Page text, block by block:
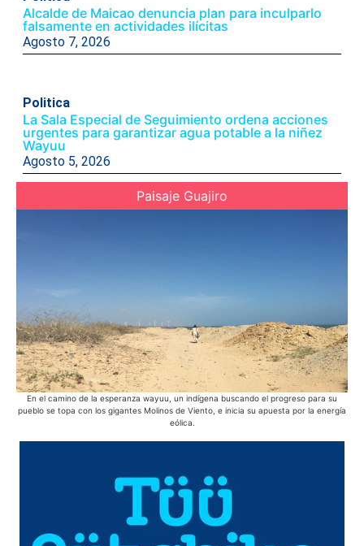
Alcalde de Maicao denuncia plan para inculparlo
falsamente en actividades ilícitas
Agosto 7, 2026
Politica
La Sala Especial de Seguimiento ordena acciones
urgentes para garantizar agua potable a la niñez
Wayuu
Agosto 5, 2026
Paisaje Guajiro
En el camino de la esperanza wayuu, un indígena buscando el progreso para su
pueblo se topa con los gigantes Molinos de Viento, e inicia su apuesta por la energía
eólica.